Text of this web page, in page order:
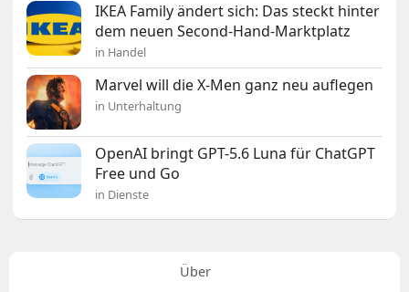
IKEA Family ändert sich: Das steckt hinter
dem neuen Second-Hand-Marktplatz
in Handel
Marvel will die X-Men ganz neu auflegen
in Unterhaltung
OpenAI bringt GPT-5.6 Luna für ChatGPT
Free und Go
in Dienste
Über